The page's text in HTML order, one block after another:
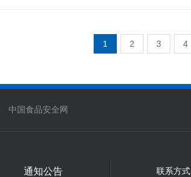
1 2 3 4
中国食品安全网
通知公告 联系方式